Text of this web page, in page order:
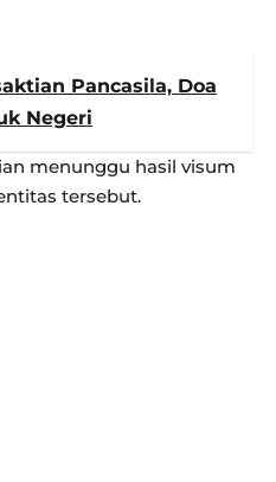
Pancasila, Doa
Negeri
menunggu hasil visum
tersebut.